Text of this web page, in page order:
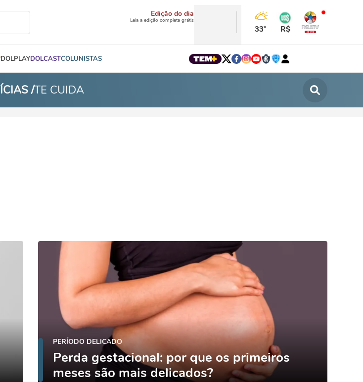
Edição do dia
Leia a edição completa grátis
33° R$
DOLPLAYDOLCASTCOLUNISTAS
/TE CUIDA
PERÍODO DELICADO
Perda gestacional: por que os primeiros
meses são mais delicados?